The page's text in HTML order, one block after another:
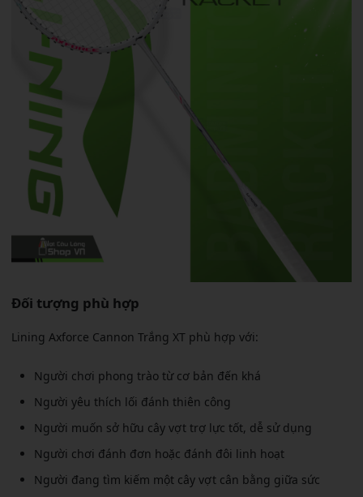
Đối tượng phù hợp
Lining Axforce Cannon Trắng XT phù hợp với:
Người chơi phong trào từ cơ bản đến khá
Người yêu thích lối đánh thiên công
Người muốn sở hữu cây vợt trợ lực tốt, dễ sử dụng
Người chơi đánh đơn hoặc đánh đôi linh hoạt
Người đang tìm kiếm một cây vợt cân bằng giữa sức